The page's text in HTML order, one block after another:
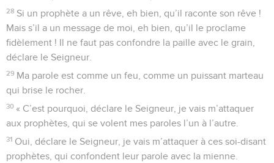
28 Si un prophète a un rêve, eh bien, qu’il raconte son rêve !
Mais s’il a un message de moi, eh bien, qu’il le proclame
fidèlement ! Il ne faut pas confondre la paille avec le grain,
déclare le Seigneur.
29 Ma parole est comme un feu, comme un puissant marteau
qui brise le rocher.
30 « C’est pourquoi, déclare le Seigneur, je vais m’attaquer
aux prophètes, qui se volent mes paroles l’un à l’autre.
31 Oui, déclare le Seigneur, je vais m’attaquer à ces soi-disant
prophètes, qui confondent leur parole avec la mienne.